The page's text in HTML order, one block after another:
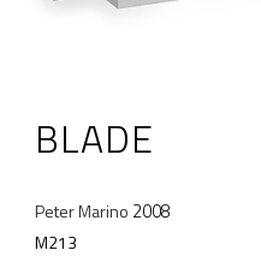
BLADE
Peter Marino 2008
M213